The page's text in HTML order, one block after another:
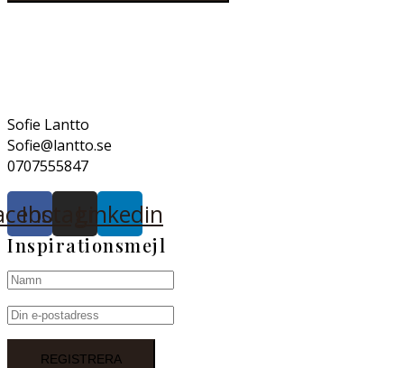
Sofie Lantto
Sofie@lantto.se
0707555847
InstagramLinkedin
Inspirationsmejl